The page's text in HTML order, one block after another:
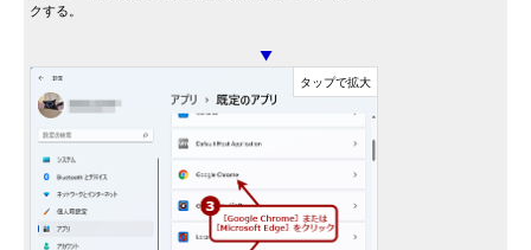
クする。
▼